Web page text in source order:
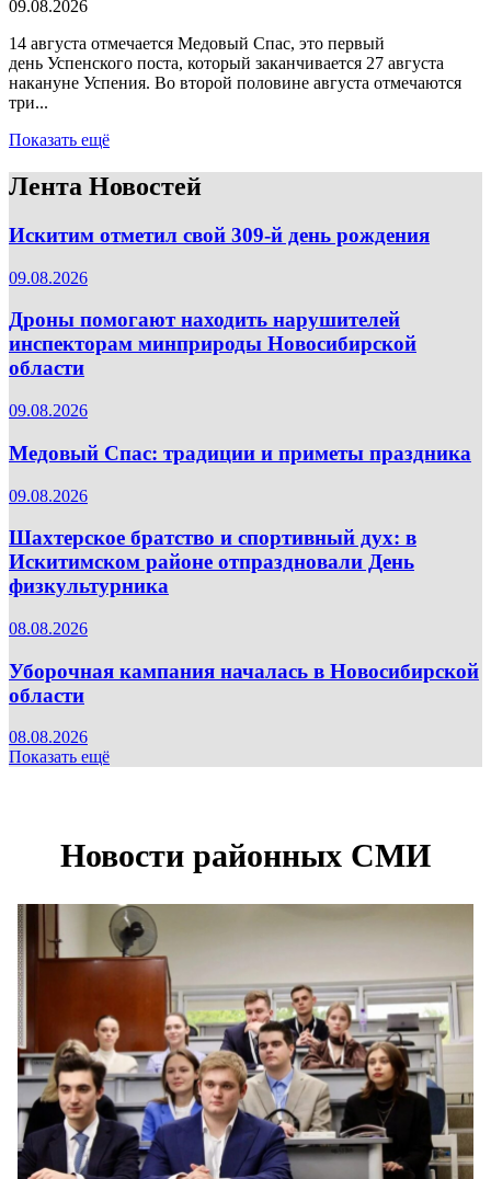
09.08.2026
14 августа отмечается Медовый Спас, это первый
день Успенского поста, который заканчивается 27 августа
накануне Успения. Во второй половине августа отмечаются
три...
Показать ещё
Лента Новостей
Искитим отметил свой 309-й день рождения
09.08.2026
Дроны помогают находить нарушителей
инспекторам минприроды Новосибирской
области
09.08.2026
Медовый Спас: традиции и приметы праздника
09.08.2026
Шахтерское братство и спортивный дух: в
Искитимском районе отпраздновали День
физкультурника
08.08.2026
Уборочная кампания началась в Новосибирской
области
08.08.2026
Показать ещё